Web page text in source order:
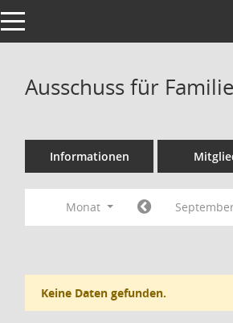
Toggle navigation
Ausschuss für
Informationen
Monat
Keine Daten gefunden.